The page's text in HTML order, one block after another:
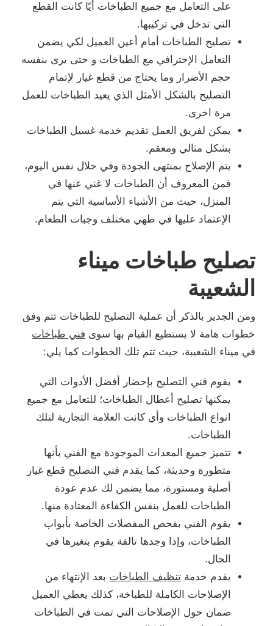
على التعامل مع جميع الطباخات أيًا كانت القطع
التي تدخل في تركيبها.
تصليح الطباخات أمام أعين العميل لكي يضمن
التعامل الإحترافي مع الطباخات و حتى يرى بنفسه
حجم الأضرار وما يحتاج من قطع غيار لإتمام
التصليح بالشكل الأمثل الذي يعيد الطباخات للعمل
مرة اخرى.
يمكن لفريق العمل تقديم خدمة غسيل الطباخات
بشكل مثالي ومعقم.
يتم الإصلاح بمنتهى الجودة وفي خلال نفس اليوم،
فمن المعروف أن الطباخات لا غني عنها في
المنزل، حيث من الأشياء الأساسية التي يتم
الإعتماد عليها في طهي مختلف وجبات الطعام.
تصليح طباخات ميناء
الشعيبة
ومن الجدير بالذكر أن عملية التصليح للطباخات تتم وفق
خطوات هامة لا يستطيع القيام بها سوى فني طباخات
في ميناء الشعيبة، حيث تتم تلك الخطوات كما يلي:
يقوم فني التصليح بإحضار أفضل الأدوات التي
يمكنها تصليح أعطال الطباخات؛ للتعامل مع جميع
انواع الطباخات وأي كانت العلامة التجارية لتلك
الطباخات.
تتميز جميع المعدات الموجودة مع الفني بأنها
متطورة وحديثة، كما يقدم فني التصليح قطع غيار
أصلية ومستورة، مما يضمن لك عدم عودة
الطباخات للعمل بنفس الكفاءة المعتادة منها.
يقوم الفني بفحص المفصلات الخاصة بأبواب
الطباخات، وإذا وجدها تالفة يقوم بتغيرها في
الحال.
يقدم خدمة تنظيف الطباخات بعد الإنتهاء من
الإصلاحات الكاملة للطباخة، كذلك يعطي العميل
ضمان حول الإصلاحات التي تمت في الطباخات